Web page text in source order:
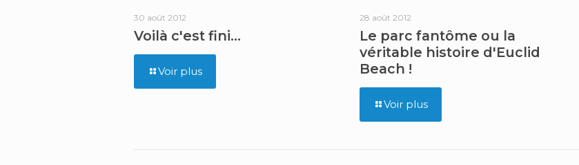
30 août 2012
Voilà c'est fini…
Voir plus
28 août 2012
Le parc fantôme ou la
véritable histoire d'Euclid
Beach !
Voir plus